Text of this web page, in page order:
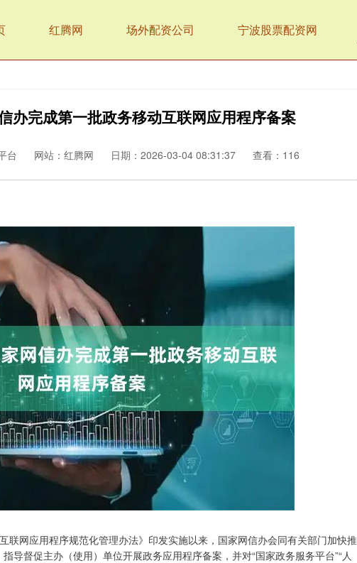
红腾网 场外配资公司 宁波股票配资网
办完成第一批政务移动互联网应用程序备案
台 网站：红腾网 日期：2026-03-04 08:31:37 查看：116
网应用程序规范化管理办法》印发实施以来，国家网信办会同有关部门加快推
导督促主办（使用）单位开展政务应用程序备案，并对“国家政务服务平台”“人
1.42% 沪深300